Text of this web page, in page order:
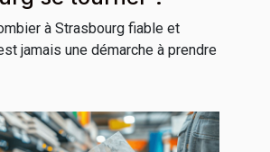
à Strasbourg fiable et
jamais une démarche à prendre